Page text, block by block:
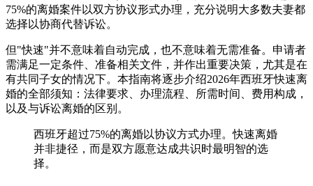
75%的离婚案件以双方协议形式办理，充分说明大多数夫妻都
选择以协商代替诉讼。
但"快速"并不意味着自动完成，也不意味着无需准备。申请者
需满足一定条件、准备相关文件，并作出重要决策，尤其是在
有共同子女的情况下。本指南将逐步介绍2026年西班牙快速离
婚的全部须知：法律要求、办理流程、所需时间、费用构成，
以及与诉讼离婚的区别。
西班牙超过75%的离婚以协议方式办理。快速离婚
并非捷径，而是双方愿意达成共识时最明智的选
择。